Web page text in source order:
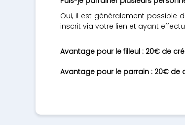
Oui, il est généralement possible
inscrit via votre lien et ayant
Avantage pour le filleul : 20€ de
Avantage pour le parrain : 20€ de